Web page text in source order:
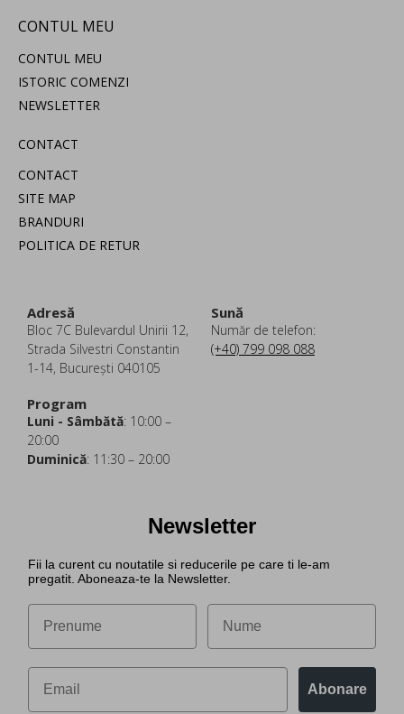
CONTUL MEU
CONTUL MEU
ISTORIC COMENZI
NEWSLETTER
CONTACT
CONTACT
SITE MAP
BRANDURI
POLITICA DE RETUR
Adresă
Bloc 7C Bulevardul Unirii 12,
Strada Silvestri Constantin
1-14, București 040105
Sună
Număr de telefon:
(+40) 799 098 088
Program
Luni - Sâmbătă: 10:00 –
20:00
Duminică: 11:30 – 20:00
Newsletter
Fii la curent cu noutatile si reducerile pe care ti le-am
pregatit. Aboneaza-te la Newsletter.
Abonare